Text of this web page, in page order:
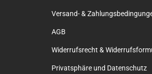
Versand- &
AGB
Widerrufsrecht &
Privatsphäre und Datenschutz